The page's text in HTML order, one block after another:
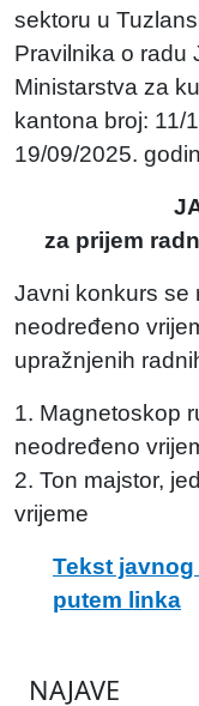
sektoru u
Pravilnika o radu
Ministarstva za
kantona broj: 11/
19/09/2025.
za prijem
Javni konkurs se
neodređeno
upražnjenih
1. Magnetoskop
neodređeno
2. Ton majstor,
vrijeme
Tekst
putem linka
NAJAVE